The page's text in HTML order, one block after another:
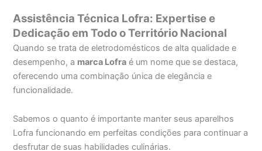
Assistência Técnica Lofra: Expertise e
Dedicação em Todo o Território Nacional
Quando se trata de eletrodomésticos de alta qualidade e
desempenho, a marca Lofra é um nome que se destaca,
oferecendo uma combinação única de elegância e
funcionalidade.
Sabemos o quanto é importante manter seus aparelhos
Lofra funcionando em perfeitas condições para continuar a
desfrutar de suas habilidades culinárias.